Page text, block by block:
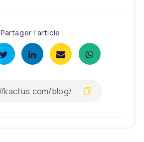
Partager l'article :